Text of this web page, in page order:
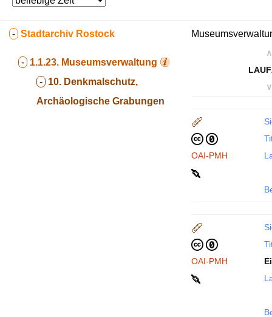
- Stadtarchiv Rostock
- 1.1.23. Museumsverwaltung
- 10. Denkmalschutz,
Archäologische Grabungen
∧
∨
OAI-PMH
OAI-PMH